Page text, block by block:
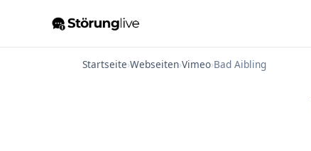
Startseite›Webseiten›Vimeo›Bad Aibling